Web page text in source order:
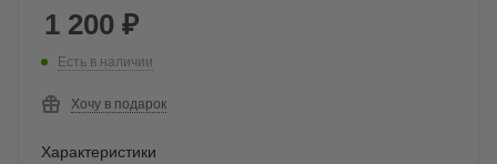
1 200 ₽
Есть в наличии
Хочу в подарок
Характеристики